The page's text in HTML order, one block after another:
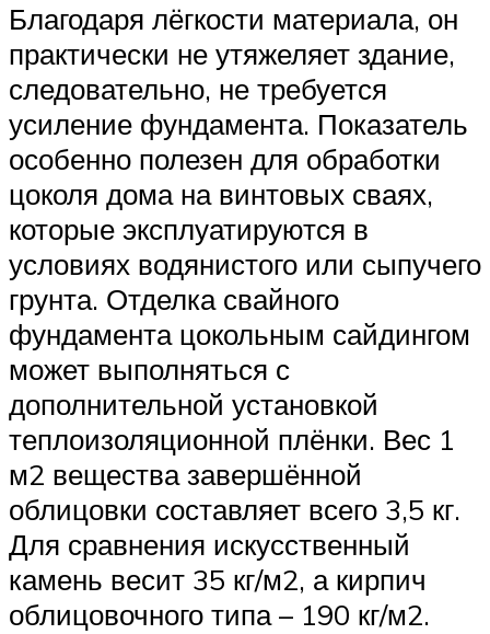
Благодаря лёгкости материала, он
практически не утяжеляет здание,
следовательно, не требуется
усиление фундамента. Показатель
особенно полезен для обработки
цоколя дома на винтовых сваях,
которые эксплуатируются в
условиях водянистого или сыпучего
грунта. Отделка свайного
фундамента цокольным сайдингом
может выполняться с
дополнительной установкой
теплоизоляционной плёнки. Вес 1
м2 вещества завершённой
облицовки составляет всего 3,5 кг.
Для сравнения искусственный
камень весит 35 кг/м2, а кирпич
облицовочного типа – 190 кг/м2.